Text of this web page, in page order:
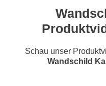
Schau unser
Wandschild